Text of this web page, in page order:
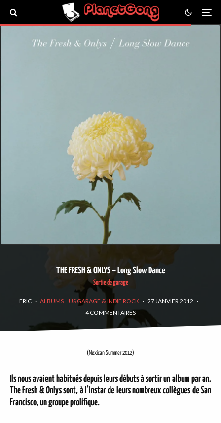
THE FRESH & ONLYS – Long Slow Dance
Sortie de garage
ERIC · ALBUMS US GARAGE & INDIE ROCK · 27 JANVIER 2012 ·
4 COMMENTAIRES
(Mexican Summer 2012)
Ils nous avaient habitués depuis leurs débuts à sortir un album par an.
TheFresh & Onlyssont, à l’instar de leurs nombreux collègues de San
Francisco, un groupe prolifique.